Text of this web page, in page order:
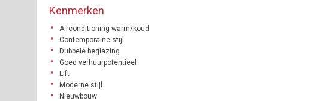
Kenmerken
Airconditioning warm/koud
Contemporaine stijl
Dubbele beglazing
Goed verhuurpotentieel
Lift
Moderne stijl
Nieuwbouw